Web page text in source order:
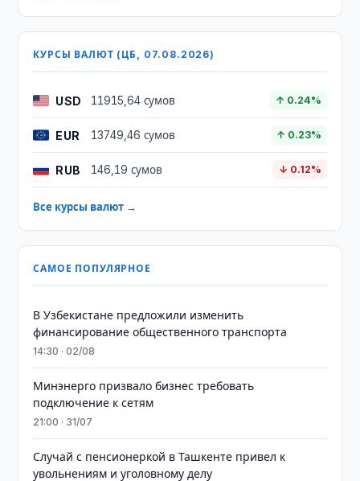
КУРСЫ ВАЛЮТ (ЦБ, 07.08.2026)
USD 11915,64 сумов ↑ 0.24%
EUR 13749,46 сумов ↑ 0.23%
RUB 146,19 сумов ↓ 0.12%
Все курсы валют →
САМОЕ ПОПУЛЯРНОЕ
В Узбекистане предложили изменить
финансирование общественного транспорта
14:30 · 02/08
Минэнерго призвало бизнес требовать
подключение к сетям
21:00 · 31/07
Случай с пенсионеркой в Ташкенте привел к
увольнениям и уголовному делу